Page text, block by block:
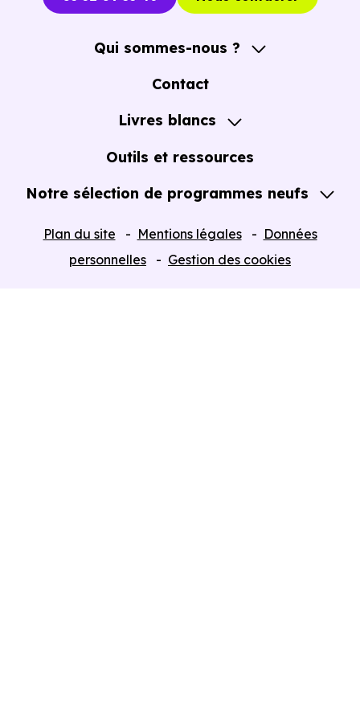
Qui sommes-nous ?
A propos
Contact
Livres blancs
Guide de l'Achat immobilier neuf en VEFA
Outils et ressources
Notre sélection de programmes neufs
Plan du site Mentions légales
Données
personnelles
Gestion des cookies